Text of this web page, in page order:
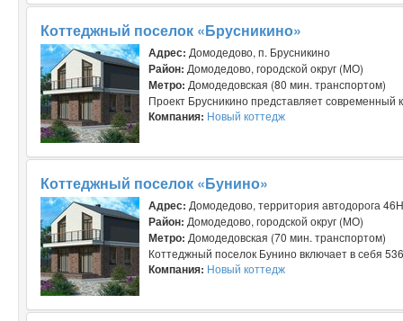
Коттеджный поселок «Брусникино»
Адрес: Домодедово, п. Брусникино
Район: Домодедово, городской округ (МО)
Метро: Домодедовская (80 мин. транспортом)
Проект Брусникино представляет
Компания: Новый коттедж
Коттеджный поселок «Бунино»
Адрес: Домодедово, территория автодорога
Район: Домодедово, городской округ (МО)
Метро: Домодедовская (70 мин. транспортом)
Коттеджный поселок Бунино включает в себя
Компания: Новый коттедж